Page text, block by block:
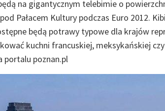
na gigantycznym telebimie o
Pałacem Kultury podczas Euro 2012.
będą potrawy typowe dla krajów
kuchni francuskiej, meksykańskiej
portalu poznan.pl